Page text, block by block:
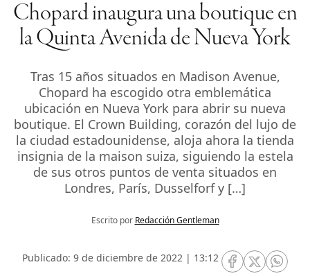
Chopard inaugura una boutique en
la Quinta Avenida de Nueva York
Tras 15 años situados en Madison Avenue,
Chopard ha escogido otra emblemática
ubicación en Nueva York para abrir su nueva
boutique. El Crown Building, corazón del lujo de
la ciudad estadounidense, aloja ahora la tienda
insignia de la maison suiza, siguiendo la estela
de sus otros puntos de venta situados en
Londres, París, Dusselforf y […]
Escrito por Redacción Gentleman
Publicado: 9 de diciembre de 2022 | 13:12
RRSS Facebook
RRSSRRSS